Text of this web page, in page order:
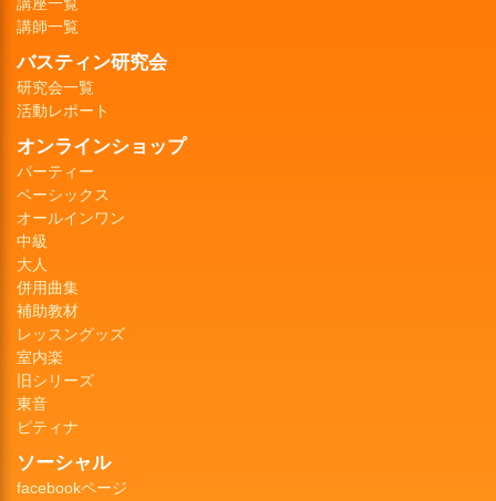
講師一覧
バスティン研究会
研究会一覧
活動レポート
オンラインショップ
パーティー
ベーシックス
オールインワン
中級
大人
併用曲集
補助教材
レッスングッズ
室内楽
旧シリーズ
東音
ピティナ
ソーシャル
facebookページ